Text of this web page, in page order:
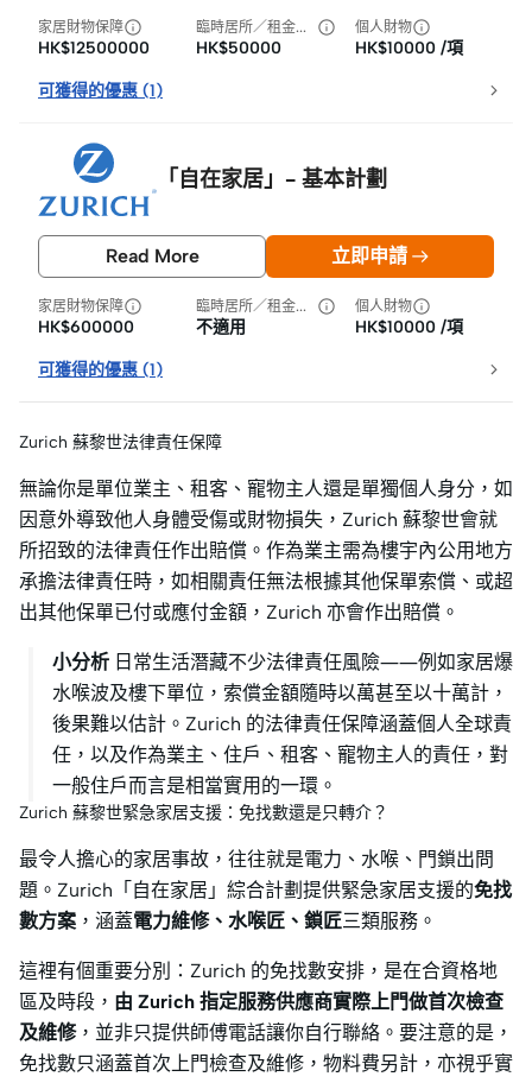
家居財物保障
HK$12500000
臨時居所／租金損失
HK$50000
個人財物
HK$10000 /項
可獲得的優惠 (1)
「自在家居」- 基本計劃
Read More 立即申請
家居財物保障
HK$600000
臨時居所／租金損失
不適用
個人財物
HK$10000 /項
可獲得的優惠 (1)
Zurich 蘇黎世法律責任保障
無論你是單位業主、租客、寵物主人還是單獨個人身分，如
因意外導致他人身體受傷或財物損失，Zurich 蘇黎世會就
所招致的法律責任作出賠償。作為業主需為樓宇內公用地方
承擔法律責任時，如相關責任無法根據其他保單索償、或超
出其他保單已付或應付金額，Zurich 亦會作出賠償。
小分析 日常生活潛藏不少法律責任風險——例如家居爆
水喉波及樓下單位，索償金額隨時以萬甚至以十萬計，
後果難以估計。Zurich 的法律責任保障涵蓋個人全球責
任，以及作為業主、住戶、租客、寵物主人的責任，對
一般住戶而言是相當實用的一環。
Zurich 蘇黎世緊急家居支援：免找數還是只轉介？
最令人擔心的家居事故，往往就是電力、水喉、門鎖出問
題。Zurich「自在家居」綜合計劃提供緊急家居支援的免找
數方案 ，涵蓋電力維修、水喉匠、鎖匠三類服務。
這裡有個重要分別：Zurich 的免找數安排，是在合資格地
區及時段， 由 Zurich 指定服務供應商實際上門做首次檢查
及維修，並非只提供師傅電話讓你自行聯絡。要注意的是，
免找數只涵蓋首次上門檢查及維修，物料費另計，亦視乎實